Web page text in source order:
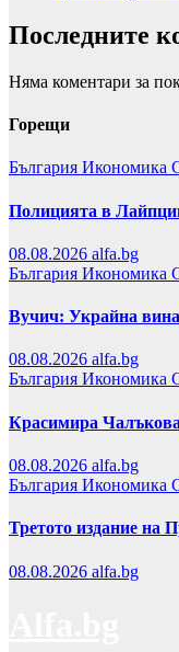
Последните
Няма коментари за
Горещи
България Икономика
Полицията в
08.08.2026 alfa.bg
България Икономика
Вучич: Украйна
08.08.2026 alfa.bg
България Икономика
Красимира
08.08.2026 alfa.bg
България Икономика
Третото издание на
08.08.2026 alfa.bg